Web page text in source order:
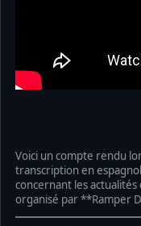
Voici un compte rendu
transcription en
concernant les
organisé par **Ramper